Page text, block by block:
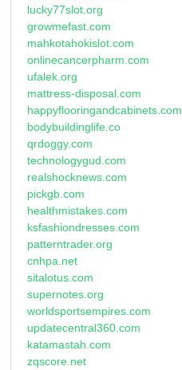
lucky77slot.org
growmefast.com
mahkotahokislot.com
onlinecancerpharm.com
ufalek.org
mattress-disposal.com
happyflooringandcabinets.com
bodybuildinglife.co
qrdoggy.com
technologygud.com
realshocknews.com
pickgb.com
healthmistakes.com
ksfashiondresses.com
patterntrader.org
cnhpa.net
sitalotus.com
supernotes.org
worldsportsempires.com
updatecentral360.com
katamastah.com
zqscore.net